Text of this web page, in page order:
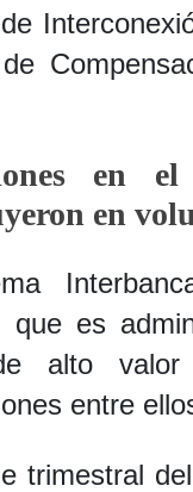
en
en
que es
alto
entre
trimestral